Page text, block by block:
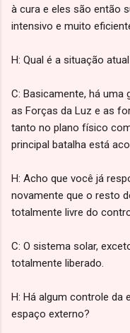
à cura e eles são então
intensivo e muito
H: Qual é a situação
C: Basicamente, há uma
as Forças da Luz e as
tanto no plano físico
principal batalha está
H: Acho que você já
novamente que o resto
totalmente livre do
C: O sistema solar,
totalmente liberado.
H: Há algum controle da
espaço externo?